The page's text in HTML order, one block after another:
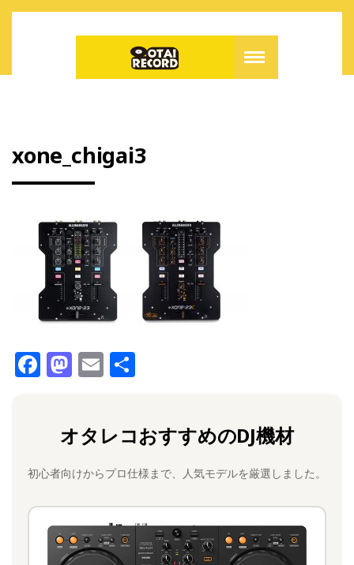
xone_chigai3
F
b
o
o
k
M
o
d
o
n
E
l
オタレコおすすめのDJ機材
初心者向けからプロ仕様まで、人気モデルを厳選しました。